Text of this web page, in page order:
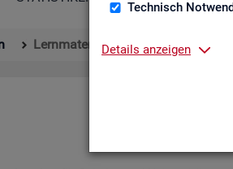
Technisch
Details anzeigen
Lernmaterialien